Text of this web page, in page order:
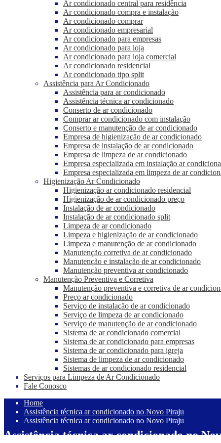
Ar condicionado central para residência
Ar condicionado compra e instalação
Ar condicionado comprar
Ar condicionado empresarial
Ar condicionado para empresas
Ar condicionado para loja
Ar condicionado para loja comercial
Ar condicionado residencial
Ar condicionado tipo split
Assistência para Ar Condicionado
Assistência para ar condicionado
Assistência técnica ar condicionado
Conserto de ar condicionado
Comprar ar condicionado com instalação
Conserto e manutenção de ar condicionado
Empresa de higienização de ar condicionado
Empresa de instalação de ar condicionado
Empresa de limpeza de ar condicionado
Empresa especializada em instalação ar
Empresa especializada em limpeza de ar
Higienização Ar Condicionado
Higienização ar condicionado residencial
Higienização de ar condicionado preço
Instalação de ar condicionado
Instalação de ar condicionado split
Limpeza de ar condicionado
Limpeza e higienização de ar condicionado
Limpeza e manutenção de ar condicionado
Manutenção corretiva de ar condicionado
Manutenção e instalação de ar condicionado
Manutenção preventiva ar condicionado
Manutenção Preventiva e Corretiva
Manutenção preventiva e corretiva de ar
Preço ar condicionado
Serviço de instalação de ar condicionado
Serviço de limpeza de ar condicionado
Serviço de manutenção de ar condicionado
Sistema de ar condicionado comercial
Sistema de ar condicionado para empresas
Sistema de ar condicionado para igreja
Sistema de limpeza de ar condicionado
Sistemas de ar condicionado residencial
Serviços para Limpeza de Ar Condicionado
Fale Conosco
Home
Assistência técnica ar condicionado no Novo Piraju
Assistência técnica ar condicionado no Novo Piraju
Assistência técnica ar condicionado no